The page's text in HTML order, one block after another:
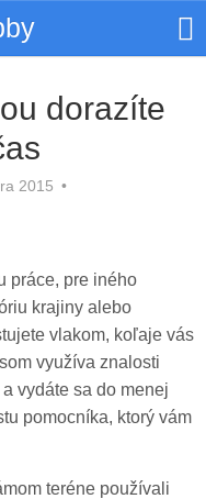
dorazíte
2015 •
práce, pre iného
krajiny alebo
vlakom, koľaje vás
využíva znalosti
vydáte sa do menej
pomocníka, ktorý vám
teréne používali